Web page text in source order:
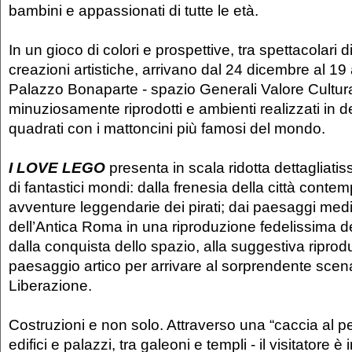
bambini e appassionati di tutte le età.
In un gioco di colori e prospettive, tra spettacolari
creazioni artistiche, arrivano dal 24 dicembre al 19
Palazzo Bonaparte - spazio Generali Valore
minuziosamente riprodotti e ambienti realizzati in
quadrati con i mattoncini più famosi del mondo.
I LOVE LEGO presenta in scala ridotta
di fantastici mondi: dalla frenesia della città
avventure leggendarie dei pirati; dai paesaggi
dell’Antica Roma in una riproduzione fedelissima
dalla conquista dello spazio, alla suggestiva
paesaggio artico per arrivare al sorprendente
Liberazione.
Costruzioni e non solo. Attraverso una “caccia al
edifici e palazzi, tra galeoni e templi - il visitatore è